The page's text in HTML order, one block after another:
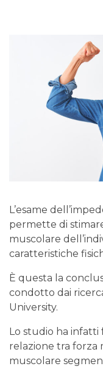
L’esame
permette di
muscolare
caratteristiche
È questa la
condotto dai
University.
Lo studio ha
relazione tra forza
muscolare